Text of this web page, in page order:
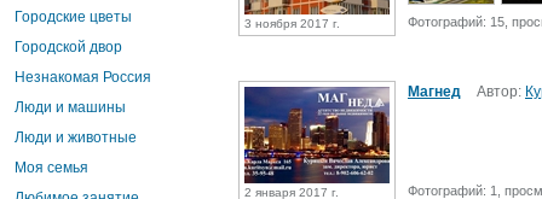
Городские цветы
Городской двор
Незнакомая Россия
Люди и машины
Люди и животные
Моя семья
3 ноября 2017 г. Фотографий: 15,
2 января 2017 г.
Магнед Автор:
Фотографий: 1,